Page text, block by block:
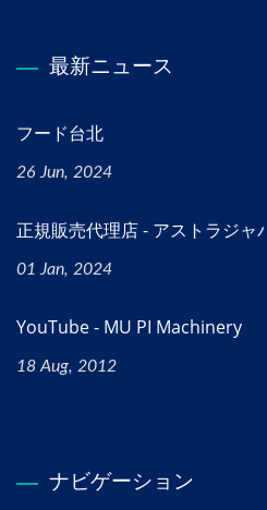
最新ニュース
フード台北
26 Jun, 2024
正規販売代理店 - アストラジャ
01 Jan, 2024
YouTube - MU PI Machinery
18 Aug, 2012
ナビゲーション